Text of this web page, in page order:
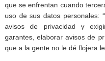
que se enfrentan cuando
uso de sus datos personales:
avisos de privacidad y
garantes, elaborar avisos de
que a la gente no le dé flojera